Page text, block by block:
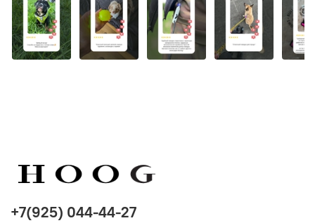
+7(925) 044-44-27